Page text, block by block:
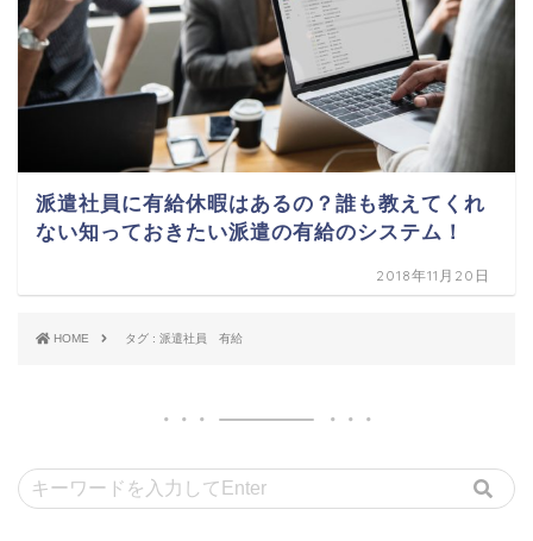
派遣社員に有給休暇はあるの？誰も教えてくれ
ない知っておきたい派遣の有給のシステム！
2018年11月20日
HOME タグ : 派遣社員 有給